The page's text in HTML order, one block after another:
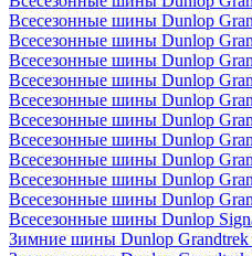
Всесезонные шины Dunlop
Всесезонные шины Dunlop
Всесезонные шины Dunlop
Всесезонные шины Dunlop
Всесезонные шины Dunlop
Всесезонные шины Dunlop
Всесезонные шины Dunlop
Всесезонные шины Dunlop
Всесезонные шины Dunlop
Всесезонные шины Dunlop
Всесезонные шины Dunlop
Зимние шины Dunlop Grandtrek